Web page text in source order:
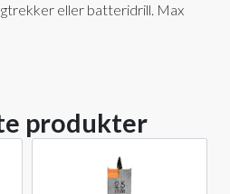
eller batteridrill. Max
produkter